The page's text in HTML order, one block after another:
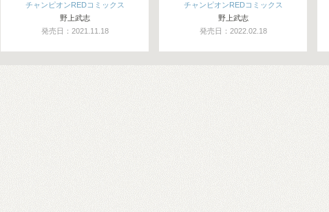
チャンピオンREDコミックス
野上武志
発売日：2021.11.18
チャンピオンREDコミックス
野上武志
発売日：2022.02.18